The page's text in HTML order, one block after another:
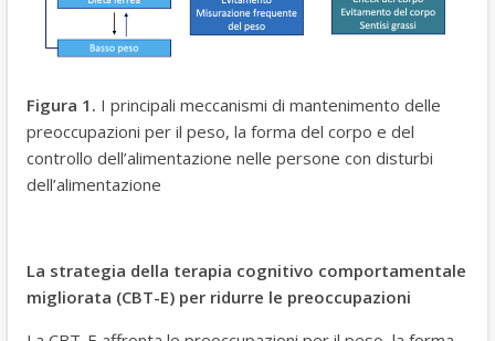
Figura 1. I principali meccanismi di mantenimento delle
preoccupazioni per il peso, la forma del corpo e del
controllo dell’alimentazione nelle persone con disturbi
dell’alimentazione
La strategia della terapia cognitivo comportamentale
migliorata (CBT-E) per ridurre le preoccupazioni